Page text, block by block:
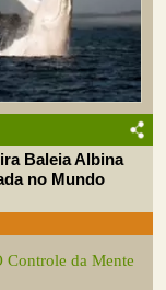
Baleia Albina
no Mundo
Controle da Mente